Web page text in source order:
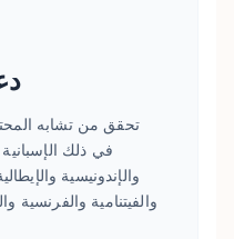
في ذلك الإسبانية
والإندونيسية
والفيتنامية والفرنسية